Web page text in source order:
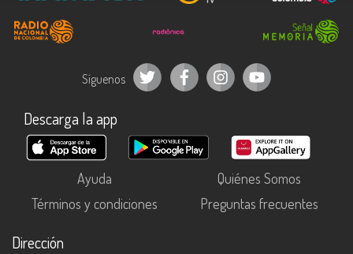
Síguenos
Descarga la app
Ayuda
Quiénes Somos
Términos y condiciones
Preguntas frecuentes
Dirección